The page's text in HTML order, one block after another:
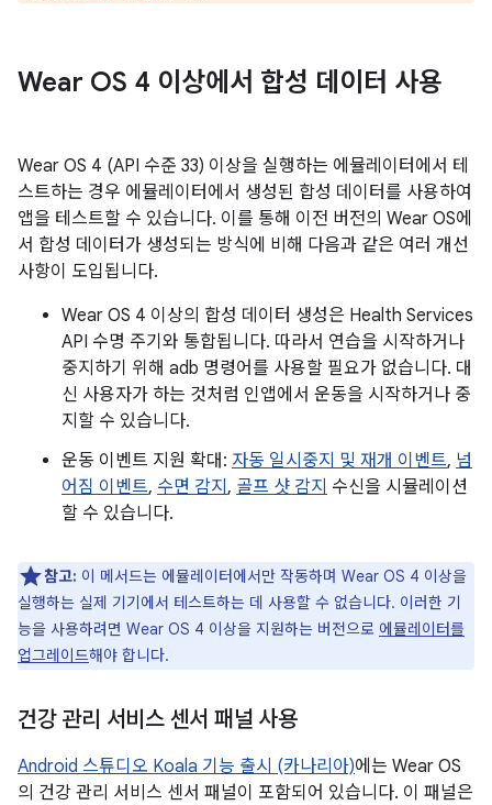
Wear OS 4 이상에서 합성 데이터 사용
Wear OS 4 (API 수준 33) 이상을 실행하는 에뮬레이터에서 테
스트하는 경우 에뮬레이터에서 생성된 합성 데이터를 사용하여
앱을 테스트할 수 있습니다. 이를 통해 이전 버전의 Wear OS에
서 합성 데이터가 생성되는 방식에 비해 다음과 같은 여러 개선
사항이 도입됩니다.
Wear OS 4 이상의 합성 데이터 생성은 Health Services
API 수명 주기와 통합됩니다. 따라서 연습을 시작하거나
중지하기 위해 adb 명령어를 사용할 필요가 없습니다. 대
신 사용자가 하는 것처럼 인앱에서 운동을 시작하거나 중
지할 수 있습니다.
운동 이벤트 지원 확대: 자동 일시중지 및 재개 이벤트, 넘
어짐 이벤트, 수면 감지 , 골프 샷 감지 수신을 시뮬레이션
할 수 있습니다.
참고: 이 메서드는 에뮬레이터에서만 작동하며 Wear OS 4 이상을
실행하는 실제 기기에서 테스트하는 데 사용할 수 없습니다. 이러한 기
능을 사용하려면 Wear OS 4 이상을 지원하는 버전으로 에뮬레이터를
업그레이드해야 합니다.
건강 관리 서비스 센서 패널 사용
Android 스튜디오 Koala 기능 출시 (카나리아)에는 Wear OS
의 건강 관리 서비스 센서 패널이 포함되어 있습니다. 이 패널은